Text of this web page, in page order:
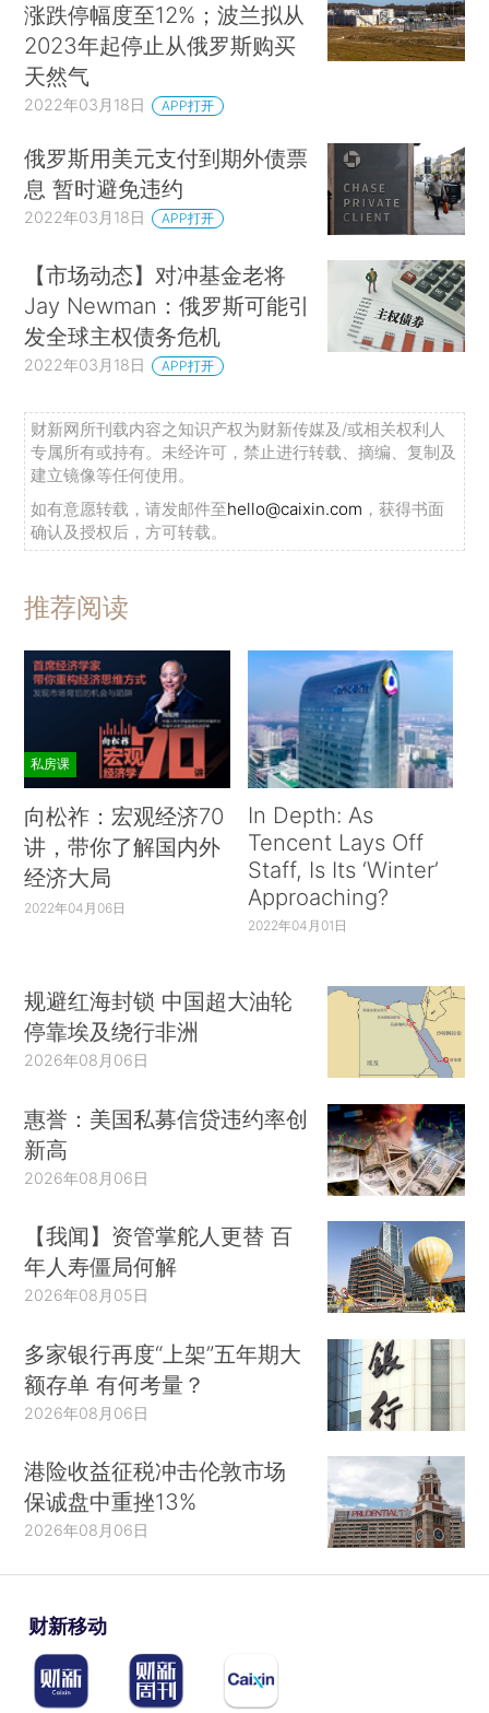
涨跌停幅度至12%；波兰拟从
2023年起停止从俄罗斯购买
天然气
2022年03月18日 APP打开
俄罗斯用美元支付到期外债票
息 暂时避免违约
2022年03月18日 APP打开
【市场动态】对冲基金老将
Jay Newman：俄罗斯可能引
发全球主权债务危机
2022年03月18日 APP打开
财新网所刊载内容之知识产权为财新传媒及/或相关权利人
专属所有或持有。未经许可，禁止进行转载、摘编、复制及
建立镜像等任何使用。
如有意愿转载，请发邮件至hello@caixin.com ，获得书面
确认及授权后，方可转载。
推荐阅读
私房课
向松祚：宏观经济70
讲，带你了解国内外
经济大局
2022年04月06日
In Depth: As
Tencent Lays Off
Staff, Is Its ‘Winter’
Approaching?
2022年04月01日
规避红海封锁 中国超大油轮
停靠埃及绕行非洲
2026年08月06日
惠誉：美国私募信贷违约率创
新高
2026年08月06日
【我闻】资管掌舵人更替 百
年人寿僵局何解
2026年08月05日
多家银行再度“上架”五年期大
额存单 有何考量？
2026年08月06日
港险收益征税冲击伦敦市场
保诚盘中重挫13%
2026年08月06日
财新移动